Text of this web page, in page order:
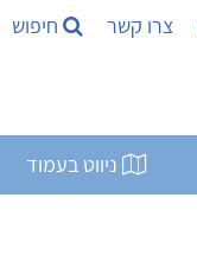
צרו קשר חיפוש
ניווט בעמוד